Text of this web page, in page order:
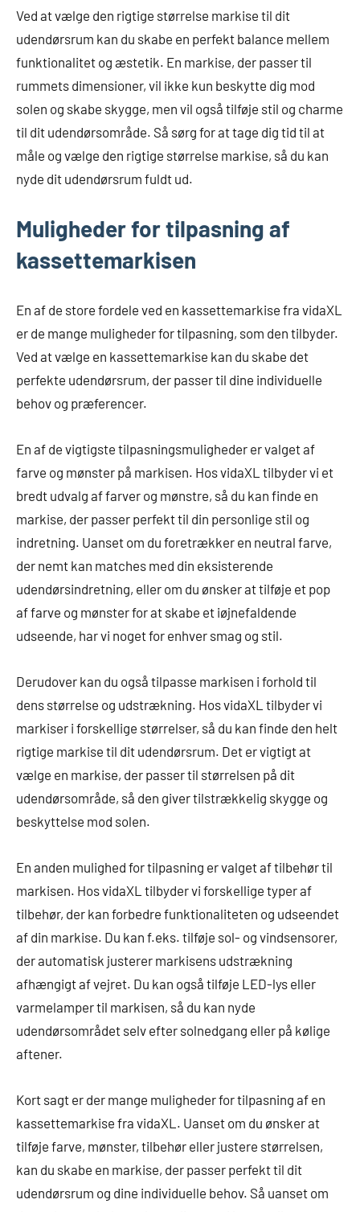
Ved at vælge den rigtige størrelse markise til dit
udendørsrum kan du skabe en perfekt balance mellem
funktionalitet og æstetik. En markise, der passer til
rummets dimensioner, vil ikke kun beskytte dig mod
solen og skabe skygge, men vil også tilføje stil og charme
til dit udendørsområde. Så sørg for at tage dig tid til at
måle og vælge den rigtige størrelse markise, så du kan
nyde dit udendørsrum fuldt ud.
Muligheder for tilpasning af
kassettemarkisen
En af de store fordele ved en kassettemarkise fra vidaXL
er de mange muligheder for tilpasning, som den tilbyder.
Ved at vælge en kassettemarkise kan du skabe det
perfekte udendørsrum, der passer til dine individuelle
behov og præferencer.
En af de vigtigste tilpasningsmuligheder er valget af
farve og mønster på markisen. Hos vidaXL tilbyder vi et
bredt udvalg af farver og mønstre, så du kan finde en
markise, der passer perfekt til din personlige stil og
indretning. Uanset om du foretrækker en neutral farve,
der nemt kan matches med din eksisterende
udendørsindretning, eller om du ønsker at tilføje et pop
af farve og mønster for at skabe et iøjnefaldende
udseende, har vi noget for enhver smag og stil.
Derudover kan du også tilpasse markisen i forhold til
dens størrelse og udstrækning. Hos vidaXL tilbyder vi
markiser i forskellige størrelser, så du kan finde den helt
rigtige markise til dit udendørsrum. Det er vigtigt at
vælge en markise, der passer til størrelsen på dit
udendørsområde, så den giver tilstrækkelig skygge og
beskyttelse mod solen.
En anden mulighed for tilpasning er valget af tilbehør til
markisen. Hos vidaXL tilbyder vi forskellige typer af
tilbehør, der kan forbedre funktionaliteten og udseendet
af din markise. Du kan f.eks. tilføje sol- og vindsensorer,
der automatisk justerer markisens udstrækning
afhængigt af vejret. Du kan også tilføje LED-lys eller
varmelamper til markisen, så du kan nyde
udendørsområdet selv efter solnedgang eller på kølige
aftener.
Kort sagt er der mange muligheder for tilpasning af en
kassettemarkise fra vidaXL. Uanset om du ønsker at
tilføje farve, mønster, tilbehør eller justere størrelsen,
kan du skabe en markise, der passer perfekt til dit
udendørsrum og dine individuelle behov. Så uanset om